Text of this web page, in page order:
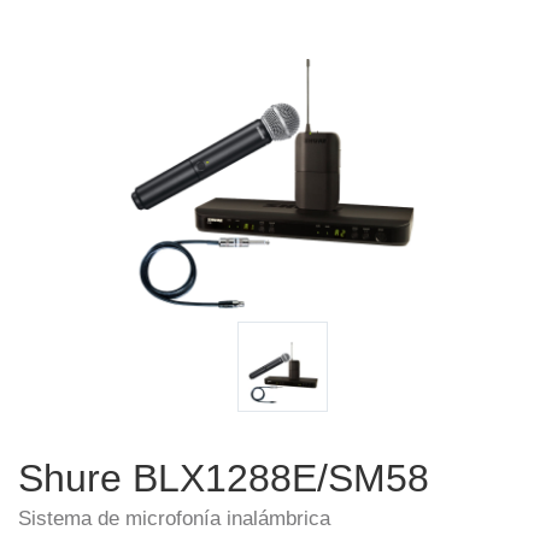
Shure BLX1288E/SM58
Sistema de microfonía inalámbrica